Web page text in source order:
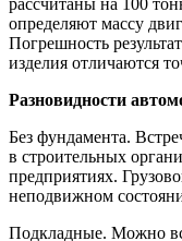
рассчитаны на 100
определяют массу
Погрешность
изделия отличаются
Разновидности
Без фундамента.
в строительных
предприятиях.
неподвижном
Подкладные. Можно